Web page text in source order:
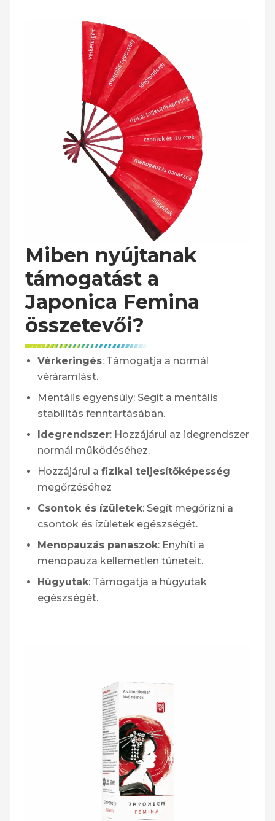
Miben nyújtanak
támogatást a
Japonica Femina
összetevői?
Vérkeringés: Támogatja a normál
véráramlást.
Mentális egyensúly: Segít a mentális
stabilitás fenntartásában.
Idegrendszer: Hozzájárul az idegrendszer
normál működéséhez.
Hozzájárul a fizikai teljesítőképesség
megőrzéséhez
Csontok és ízületek: Segít megőrizni a
csontok és ízületek egészségét.
Menopauzás panaszok: Enyhíti a
menopauza kellemetlen tüneteit.
Húgyutak: Támogatja a húgyutak
egészségét.